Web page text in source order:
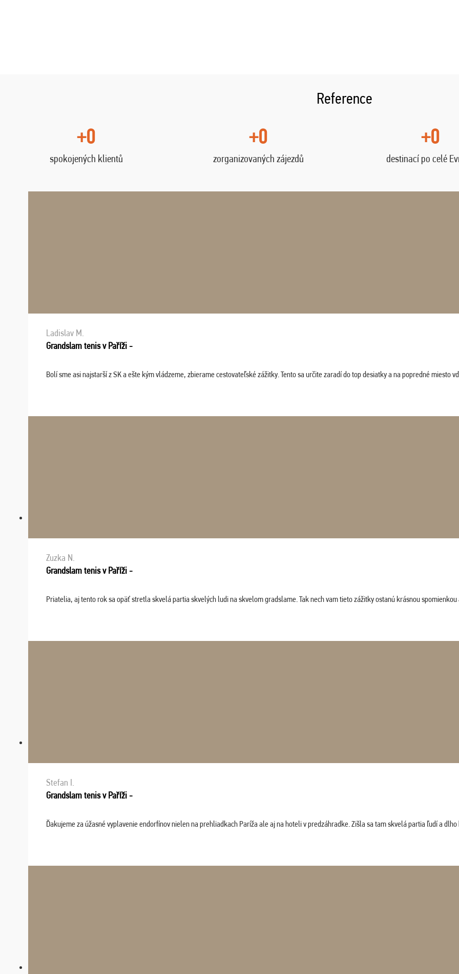
Reference
+0
spokojených klientů
+0
zorganizovaných zájezdů
+0
destinací po celé
Ladislav M.
Grandslam tenis v Paříži -
Bolí sme asi najstarší z SK a ešte kým vládzeme, zbierame cestovateľské zážitky. Tento sa určite zaradí do top desiatky a na popredné miesto
Zuzka N.
Grandslam tenis v Paříži -
Priatelia, aj tento rok sa opäť stretla skvelá partia skvelých ludi na skvelom gradslame. Tak nech vam tieto zážitky ostanú krásnou
Stefan I.
Grandslam tenis v Paříži -
Ďakujeme za úžasné vyplavenie endorfínov nielen na prehliadkach Paríža ale aj na hoteli v predzáhradke. Zišla sa tam skvelá partia ľudí a